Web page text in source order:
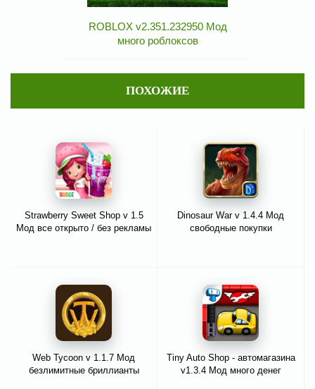
ROBLOX v2.351.232950 Мод
много роблоксов
ПОХОЖИЕ
Strawberry Sweet Shop v 1.5
Мод все открыто / без рекламы
Dinosaur War v 1.4.4 Мод
свободные покупки
Web Tycoon v 1.1.7 Мод
безлимитные бриллианты
Tiny Auto Shop - автомагазина
v1.3.4 Мод много денег